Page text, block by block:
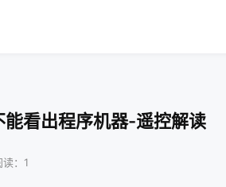
看出程序机器-遥控解读
：1